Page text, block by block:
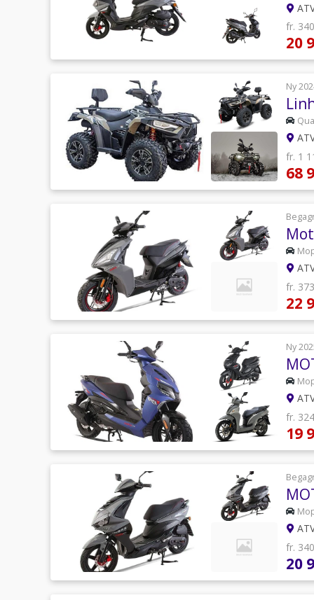
fr.
20
Ny
fr. 1
68
fr.
22
Ny
fr.
19
fr.
20